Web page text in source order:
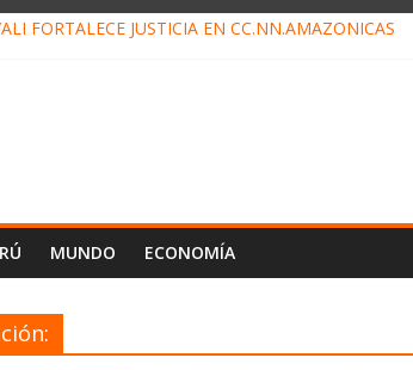
FORTALECE JUSTICIA EN CC.NN.AMAZÓNICAS
MUNDO ECONOMÍA